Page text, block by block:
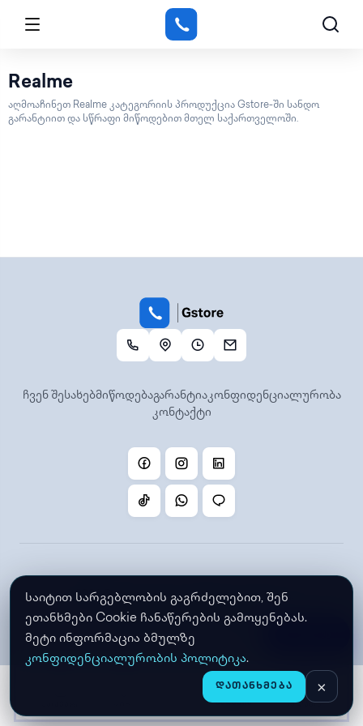
Realme
აღმოაჩინეთ Realme კატეგორიის პროდუქცია Gstore-ში სანდო
გარანტიით და სწრაფი მიწოდებით მთელ საქართველოში.
ჩვენ შესახებმიწოდებაგარანტიაკონფიდენციალურობა
კონტაქტი
© 2026 Gstore. ყველა უფლება დაცულია.
შექმნილია Gstore-ს მიერ
საიტით სარგებლობის გაგრძელებით, შენ
ეთანხმები Cookie ჩანაწერების გამოყენებას.
მეტი ინფორმაცია ბმულზე
კონფიდენციალურობის პოლიტიკა.
ᲓᲐᲗᲐᲜᲮᲛᲔᲑᲐ ×
ᲛᲐᲦᲐᲖᲘᲐ ᲙᲐᲚᲐᲗᲐ